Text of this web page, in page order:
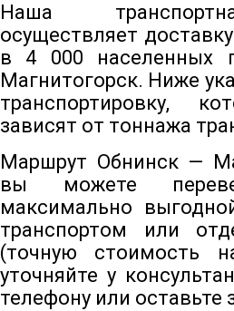
Наша
осуществляет
в 4 000 населенных
Магнитогорск. Ниже
транспортировку,
зависят от тоннажа
Маршрут Обнинск —
вы можете
максимально
транспортом или
(точную стоимость
уточняйте у
телефону или оставьте